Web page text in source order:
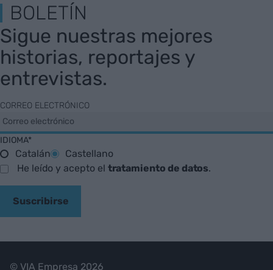
BOLETÍN
Sigue nuestras mejores
historias, reportajes y
entrevistas.
CORREO ELECTRÓNICO
IDIOMA*
Catalán
Castellano
He leído y acepto el tratamiento de datos.
Suscribirse
© VIA Empresa 2026